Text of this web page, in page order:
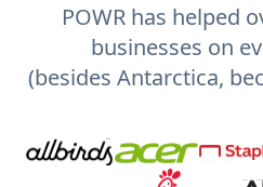
POWR has helped
businesses on
(besides Antarctica,